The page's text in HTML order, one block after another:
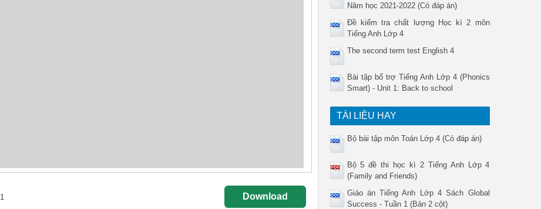
1 Download
Năm học 2021-2022 (Có đáp án)
Đề kiểm tra chất lượng Học kì 2 môn
Tiếng Anh Lớp 4
The second term test English 4
Bài tập bổ trợ Tiếng Anh Lớp 4 (Phonics
Smart) - Unit 1: Back to school
TÀI LIỆU HAY
Bộ bài tập môn Toán Lớp 4 (Có đáp án)
Bộ 5 đề thi học kì 2 Tiếng Anh Lớp 4
(Family and Friends)
Giáo án Tiếng Anh Lớp 4 Sách Global
Success - Tuần 1 (Bản 2 cột)